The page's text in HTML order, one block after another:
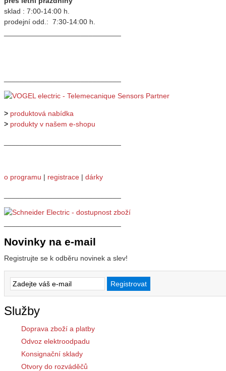
sklad : 7:00-14:00 h.
prodejní odd.: 7:30-14:00 h.
> produktová nabídka
> produkty v našem e-shopu
o programu | registrace | dárky
Novinky na e-mail
Registrujte se k odběru novinek a slev!
Služby
Doprava zboží a platby
Odvoz elektroodpadu
Konsignační sklady
Otvory do rozváděčů